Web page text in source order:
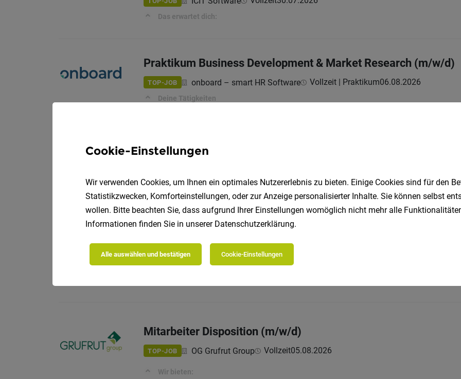
Das erwartet dich:
Praktikum Business Development & Market Research (m/w/d)
TOP-JOB onboard – smart HR Software Vollzeit | Praktikum06.08.2026
Deine Tätigkeiten
Vertriebsmitarbeiter:in im Außen- und Innendienst (m/w/d)
Deine Aufgaben:
Rezeptionist/in im Front Office (m/w/d)
TOP-JOB Parkhotel Mondschein Vollzeit
Mitarbeiter Disposition (m/w/d)
TOP-JOB OG Grufrut Group Vollzeit05.08.2026
Wir bieten:
Cookie-Einstellungen
Wir verwenden Cookies, um Ihnen ein optimales Nutzererlebnis zu bieten. Einige Cookies sind für den
Statistikzwecken, Komforteinstellungen, oder zur Anzeige personalisierter Inhalte. Sie können selbst
wollen. Bitte beachten Sie, dass aufgrund Ihrer Einstellungen womöglich nicht mehr alle
Informationen finden Sie in unserer Datenschutzerklärung.
Alle auswählen und bestätigen Cookie-Einstellungen